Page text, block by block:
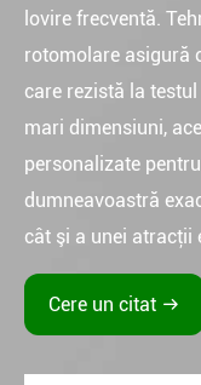
lovire frecventă.
rotomolare asigură
care rezistă la
mari dimensiuni,
personalizate
dumneavoastră
cât şi a unei atracţii
Cere un citat 